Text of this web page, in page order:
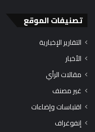
تصنيفات الموقع
التقارير الإخبارية
الأخبار
مقالات الرأي
غير مصنف
اقتباسات وإضاءات
إنفوغراف